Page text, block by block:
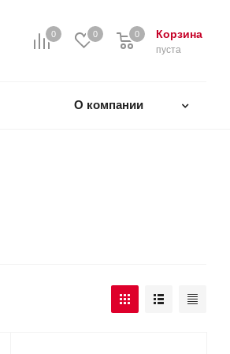
0 0 Корзина
0
пуста
0
О компании